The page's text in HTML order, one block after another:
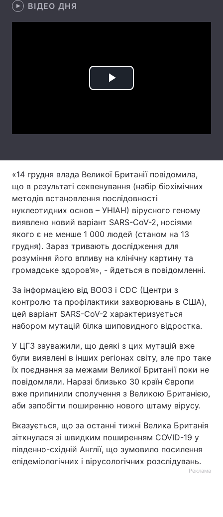
Вакансії
Тема оформлення
ВІДЕО ДНЯ
Play
«14 грудня влада Великої Британії повідомила,
що в результаті секвенування (набір біохімічних
методів встановлення послідовності
нуклеотидних основ – УНІАН) вірусного геному
виявлено новий варіант SARS-CoV-2, носіями
якого є не менше 1 000 людей (станом на 13
грудня). Зараз тривають дослідження для
розуміння його впливу на клінічну картину та
громадське здоров’я», - йдеться в повідомленні.
За інформацією від ВООЗ і CDC (Центри з
контролю та профілактики захворювань в США),
цей варіант SARS-CoV-2 характеризується
набором мутацій білка шиповидного відростка.
У ЦГЗ зауважили, що деякі з цих мутацій вже
були виявлені в інших регіонах світу, але про таке
їх поєднання за межами Великої Британії поки не
повідомляли. Наразі близько 30 країн Європи
вже припинили сполучення з Великою Британією,
аби запобігти поширенню нового штаму вірусу.
Вказується, що за останні тижні Велика Британія
зіткнулася зі швидким поширенням COVID-19 у
південно-східній Англії, що зумовило посилення
епідеміологічних і вірусологічних розслідувань.
Реклама